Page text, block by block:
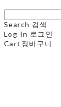
Search 검색
Log In 로그인
Cart 장바구니